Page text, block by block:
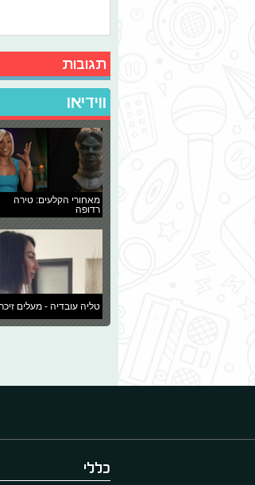
תגובות
ווידיאו
מאחורי הקלעים: טירה
רדופה
טליה עובדיה - מעלים
כללי